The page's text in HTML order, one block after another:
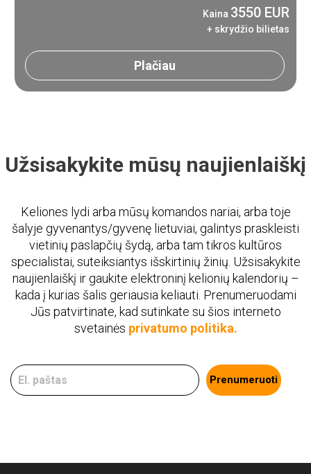
Kaina 3550 EUR
+ skrydžio bilietas
Plačiau
Užsisakykite mūsų naujienlaiškį
Keliones lydi arba mūsų komandos nariai, arba toje
šalyje gyvenantys/gyvenę lietuviai, galintys praskleisti
vietinių paslapčių šydą, arba tam tikros kultūros
specialistai, suteiksiantys išskirtinių žinių. Užsisakykite
naujienlaiškį ir gaukite elektroninį kelionių kalendorių –
kada į kurias šalis geriausia keliauti. Prenumeruodami
Jūs patvirtinate, kad sutinkate su šios interneto
svetainės privatumo politika.
Prenumeruoti